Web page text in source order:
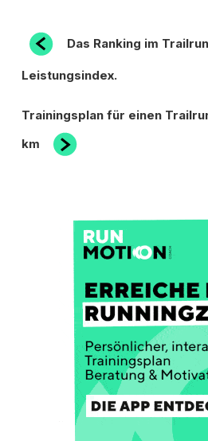
Vorheriger
Beitrag
Das Ranking im
Leistungsindex.
Nächster
Beitrag
Trainingsplan für einen
km